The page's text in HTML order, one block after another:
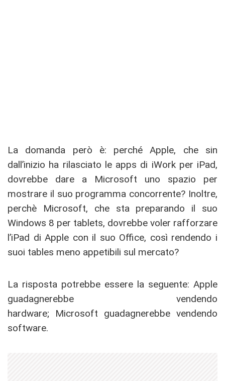
La domanda però è: perché Apple, che sin
dall’inizio ha rilasciato le apps di iWork per iPad,
dovrebbe dare a Microsoft uno spazio per
mostrare il suo programma concorrente? Inoltre,
perchè Microsoft, che sta preparando il suo
Windows 8 per tablets, dovrebbe voler rafforzare
l’iPad di Apple con il suo Office, così rendendo i
suoi tables meno appetibili sul mercato?
La risposta potrebbe essere la seguente: Apple
guadagnerebbe vendendo
hardware; Microsoft guadagnerebbe vendendo
software.